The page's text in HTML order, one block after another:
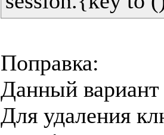
Поправка:
Данный вариант